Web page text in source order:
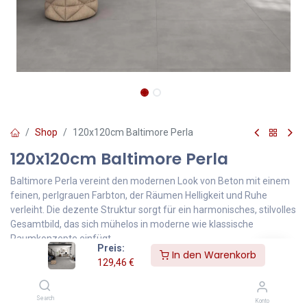
Preis:
129,46 €
In den Warenkorb
Search Konto
Shop 120x120cm Baltimore Perla
120x120cm Baltimore Perla
Baltimore Perla vereint den modernen Look von Beton mit einem
feinen, perlgrauen Farbton, der Räumen Helligkeit und Ruhe
verleiht. Die dezente Struktur sorgt für ein harmonisches, stilvolles
Gesamtbild, das sich mühelos in moderne wie klassische
Raumkonzepte einfügt.
Erhältlich in matt und hochglanz poliert, bietet die Serie vielseitige
Gestaltungsmöglichkeiten – von dezent zurückhaltend bis elegant
glänzend.
Das großformatige Feinsteinzeug (120×120 cm) überzeugt durch